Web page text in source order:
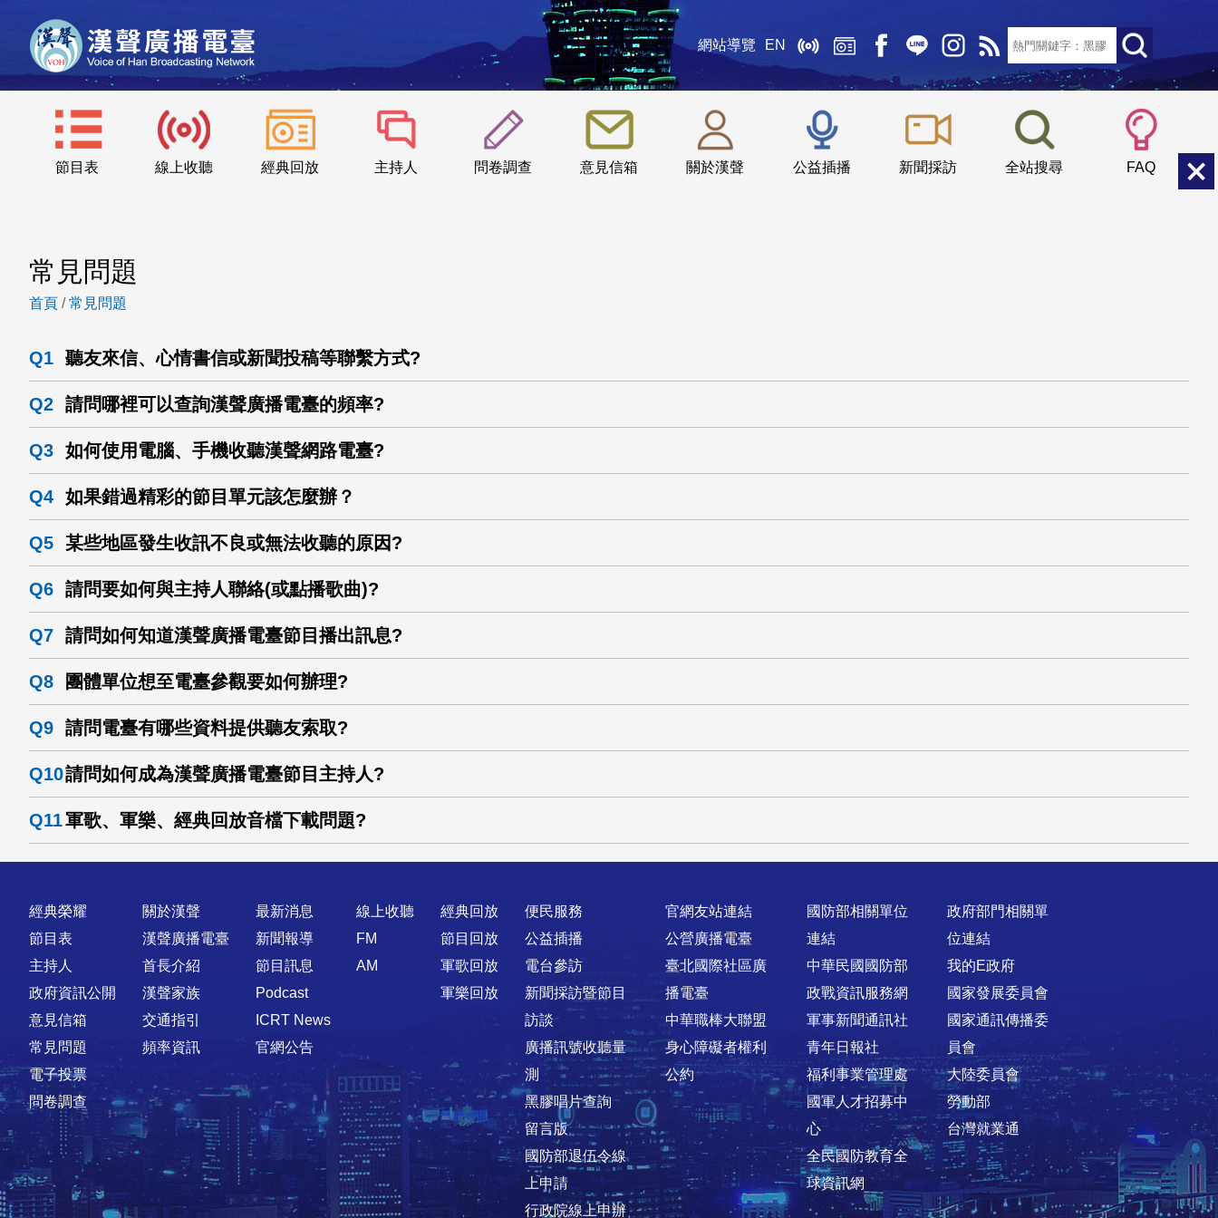
網站導覽 EN
節目表 線上收聽 經典回放 主持人 問卷調查 意見信箱 關於漢聲 公益插播 新聞採訪 全站搜尋 FAQ
::: 小 中
常見問題
首頁 /常見問題
Q1 聽友來信、心情書信或新聞投稿等聯繫方式?
Q2 請問哪裡可以查詢漢聲廣播電臺的頻率?
Q3 如何使用電腦、手機收聽漢聲網路電臺?
Q4 如果錯過精彩的節目單元該怎麼辦？
Q5 某些地區發生收訊不良或無法收聽的原因?
Q6 請問要如何與主持人聯絡(或點播歌曲)?
Q7 請問如何知道漢聲廣播電臺節目播出訊息?
Q8 團體單位想至電臺參觀要如何辦理?
Q9 請問電臺有哪些資料提供聽友索取?
Q10請問如何成為漢聲廣播電臺節目主持人?
Q11軍歌、軍樂、經典回放音檔下載問題?
快速連結
經典榮耀
節目表
主持人
政府資訊公開
意見信箱
常見問題
電子投票
問卷調查
關於漢聲
漢聲廣播電臺
首長介紹
漢聲家族
交通指引
頻率資訊
最新消息
新聞報導
節目訊息
Podcast
ICRT News
官網公告
線上收聽
FM
AM
經典回放
節目回放
軍歌回放
軍樂回放
便民服務
公益插播
電台參訪
新聞採訪暨節目
訪談
廣播訊號收聽量
測
黑膠唱片查詢
留言版
國防部退伍令線
上申請
行政院線上申辦
官網友站連結
公營廣播電臺
臺北國際社區廣
播電臺
中華職棒大聯盟
身心障礙者權利
公約
國防部相關單位
連結
中華民國國防部
政戰資訊服務網
軍事新聞通訊社
青年日報社
福利事業管理處
國軍人才招募中
心
全民國防教育全
球資訊網
政府部門相關單
位連結
我的E政府
國家發展委員會
國家通訊傳播委
員會
大陸委員會
勞動部
台灣就業通